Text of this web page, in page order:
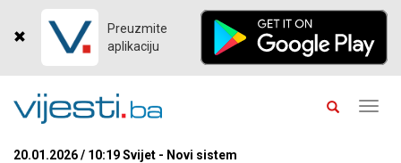
Preuzmite
aplikaciju
20.01.2026 / 10:19 Svijet - Novi sistem